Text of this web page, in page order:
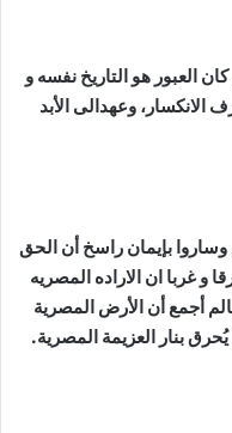
العبور هو التاريخ نفسه و
الانكسار، وعهدالى الأبد
بإيمان راسخ أن الحق
و غربا ان الاراده المصريه
أجمع أن الأرض المصرية
بنار العزيمة المصرية.